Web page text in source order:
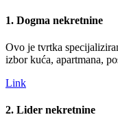
1. Dogma nekretnine
Ovo je tvrtka
izbor kuća, apartmana,
Link
2. Lider nekretnine